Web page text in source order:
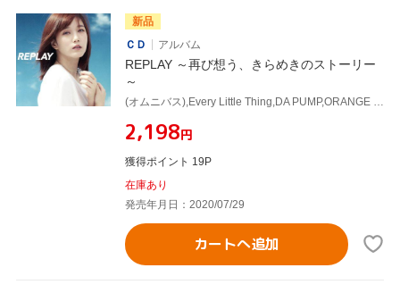
新品
ＣＤ
アルバム
REPLAY ～再び想う、きらめきのストーリー
～
¥2,198円
獲得ポイント 19P
在庫あり
発売年月日：2020/07/29
カートへ追加